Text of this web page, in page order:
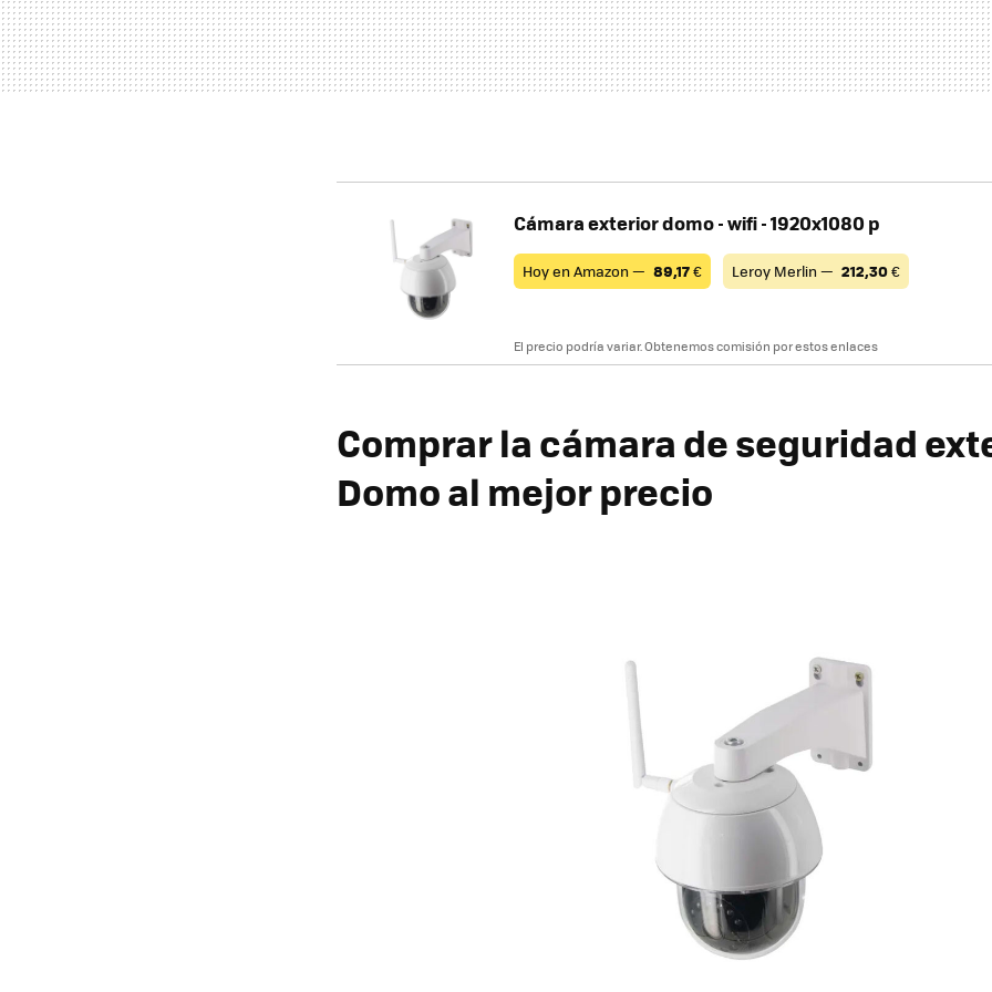
Cámara exterior domo - wifi - 1920x1080 p
Hoy en Amazon — 89,17€ Leroy Merlin — 212,30€
El precio podría variar. Obtenemos comisión por estos enlaces
Comprar la cámara de seguridad
Domo al mejor precio